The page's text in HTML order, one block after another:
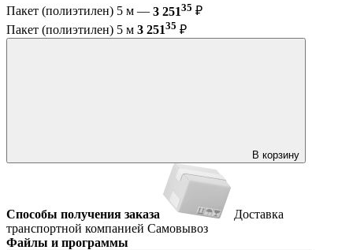
Пакет (полиэтилен) 5 м — 3 25135 ₽
Пакет (полиэтилен) 5 м 3 25135 ₽
В корзину
Способы получения заказа
Доставка
транспортной компанией Самовывоз
Файлы и программы